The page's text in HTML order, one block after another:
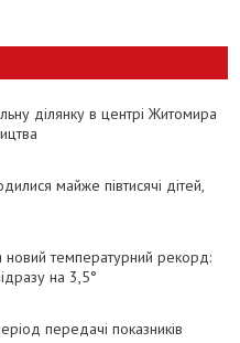
ділянку в центрі Житомира
майже півтисячі дітей,
новий температурний рекорд:
на 3,5°
передачі показників